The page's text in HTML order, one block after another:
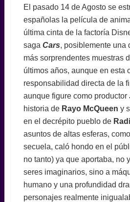
El pasado 14 de Agosto se
españolas la película de
última cinta de la factoría
saga Cars, posiblemente una
más sorprendentes muestras
últimos años, aunque en esta
responsabilidad directa de la
aunque figure como productor
historia de Rayo McQueen y
en el decrépito pueblo de
asuntos de altas esferas,
secuela, caló hondo en el
no tanto) ya que aportaba, no
seres imaginarios, sino a
humano y una profundidad
personajes realmente